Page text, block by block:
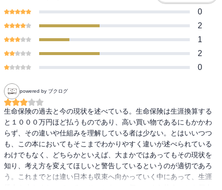
0
2
1
2
0
powered by ブクログ
生命保険の過去と今の現状を述べている。生命保険は生涯換算する
と１０００万円ほど払うものであり、高い買い物であるにもかかわ
らず、その違いや仕組みを理解している者は少ない。とはいいつつ
も、この本においてもそこまでわかりやすく違いが述べられている
わけでもなく、どちらかといえば、大まかではあってもその現状を
知り、考え方を変えてほしいと警告しているというのが適切であろ
う。これまでとは違い日本も収束へ向かっていく中にあって、生涯